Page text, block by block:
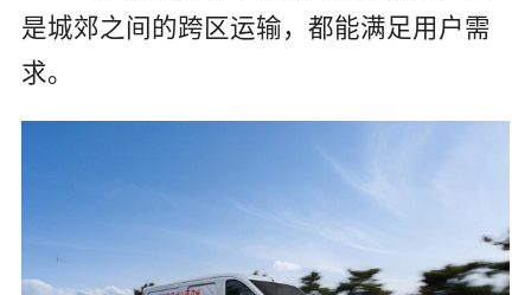
是城郊之间的跨区运输，都能满足用户需
求。